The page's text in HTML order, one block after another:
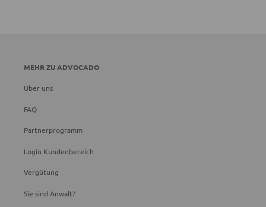
MEHR ZU ADVOCADO
Über uns
FAQ
Partnerprogramm
Login Kundenbereich
Vergütung
Sie sind Anwalt?